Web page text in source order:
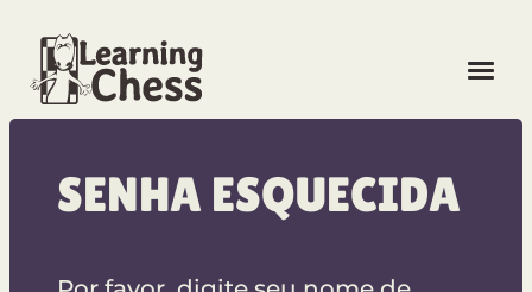
CONECTAR-SE
REGISTRO GRATUITO
SENHA ESQUECIDA